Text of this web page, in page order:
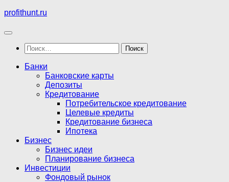
Перейти
содержимому
profithunt.ru
Найти:
Банки
Банковские карты
Депозиты
Кредитование
Потребительское кредитование
Целевые кредиты
Кредитование бизнеса
Ипотека
Бизнес
Бизнес идеи
Планирование бизнеса
Инвестиции
Фондовый рынок